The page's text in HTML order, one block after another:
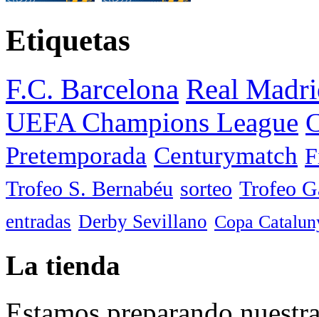
Etiquetas
F.C. Barcelona Real
UEFA Champions League
Pretemporada Centurymatch
Trofeo S. Bernabéu sorteo Trofeo
entradas Derby Sevillano Copa
La tienda